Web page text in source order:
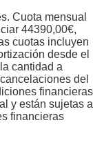
Cuota mensual
44390,00€,
cuotas incluyen
desde el
cantidad a
del
financieras
y están sujetas a
financieras